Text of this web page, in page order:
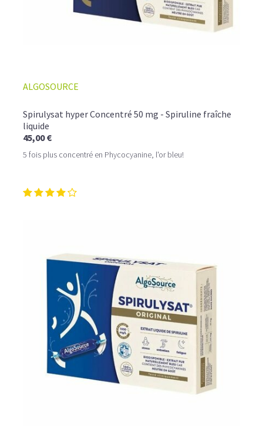
ALGOSOURCE
Spirulysat hyper Concentré 50 mg - Spiruline fraîche
liquide
45,00 €
5 fois plus concentré en Phycocyanine, l'or bleu!